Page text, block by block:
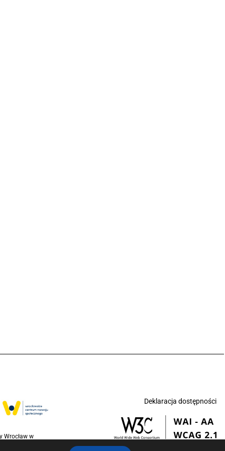
Wrocław w
Deklaracja dostępności